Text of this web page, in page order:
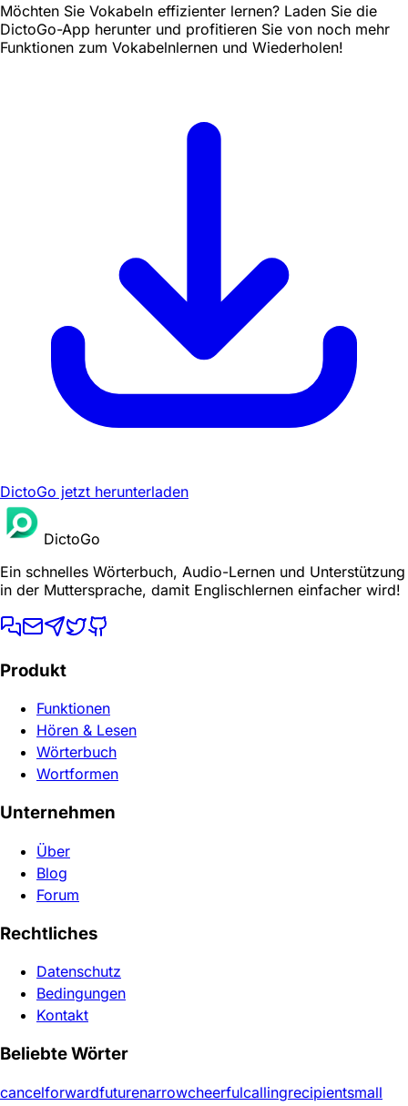
Möchten Sie Vokabeln effizienter lernen? Laden Sie die
DictoGo-App herunter und profitieren Sie von noch mehr
Funktionen zum Vokabelnlernen und Wiederholen!
DictoGo jetzt herunterladen
DictoGo
Ein schnelles Wörterbuch, Audio-Lernen und Unterstützung
in der Muttersprache, damit Englischlernen einfacher wird!
Produkt
Funktionen
Hören & Lesen
Wörterbuch
Wortformen
Unternehmen
Über
Blog
Forum
Rechtliches
Datenschutz
Bedingungen
Kontakt
Beliebte Wörter
cancelforwardfuturenarrowcheerfulcallingrecipientsmall